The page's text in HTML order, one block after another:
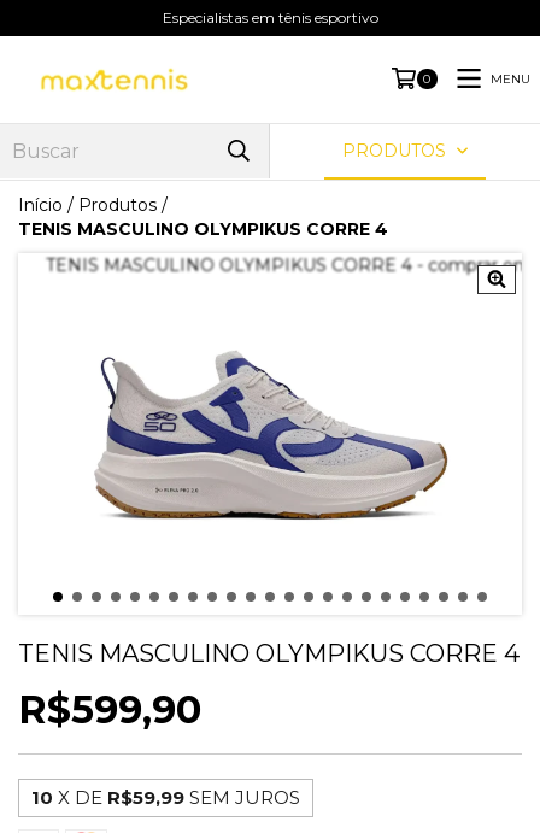
Especialistas em tênis esportivo
0 MENU
PRODUTOS
Início / Produtos /
TENIS MASCULINO OLYMPIKUS CORRE 4
TENIS MASCULINO OLYMPIKUS CORRE 4
R$599,90
10 X DE R$59,99 SEM JUROS